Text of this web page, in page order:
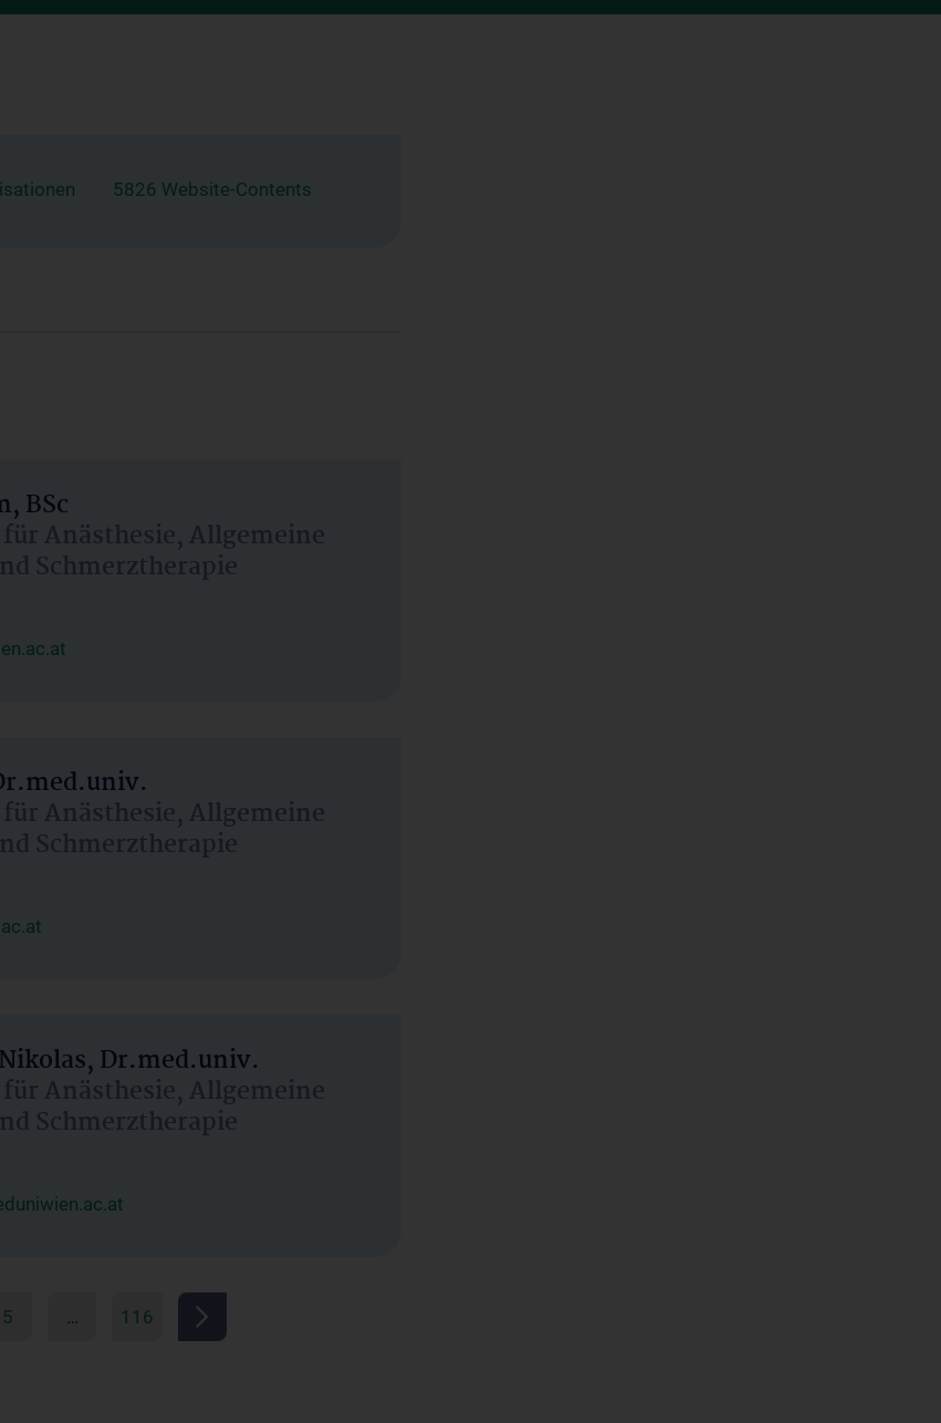
5826 Website-Contents
BSc
Anästhesie, Allgemeine
Schmerztherapie
Anästhesie, Allgemeine
Schmerztherapie
Dr.med.univ.
Anästhesie, Allgemeine
Schmerztherapie
5 … 116